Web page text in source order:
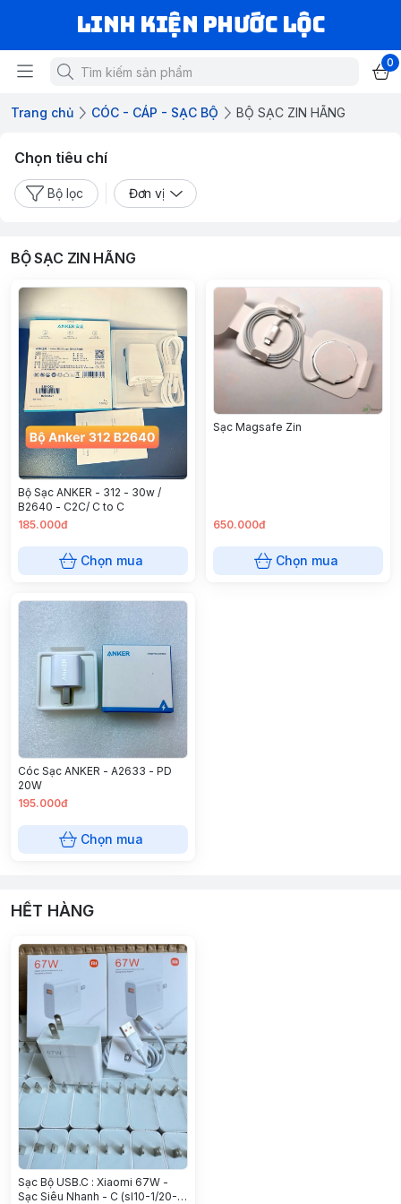
LINH KIỆN PHƯỚC LỘC
0
Trang chủ CÓC - CÁP - SẠC BỘ BỘ SẠC ZIN HÃNG
Chọn tiêu chí
Bộ lọc Đơn vị
BỘ SẠC ZIN HÃNG
Bộ Sạc ANKER - 312 - 30w /
B2640 - C2C/ C to C
185.000đ
Chọn mua
Sạc Magsafe Zin
650.000đ
Chọn mua
Cóc Sạc ANKER - A2633 - PD
20W
195.000đ
Chọn mua
HẾT HÀNG
Sạc Bộ USB.C : Xiaomi 67W -
Sạc Siêu Nhanh - C (sl10-1/20-